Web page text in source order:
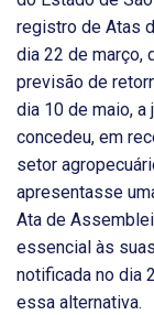
registro de Atas
dia 22 de março,
previsão de
dia 10 de maio, a
concedeu, em
setor
apresentasse
Ata de
essencial às
notificada no dia
essa alternativa.